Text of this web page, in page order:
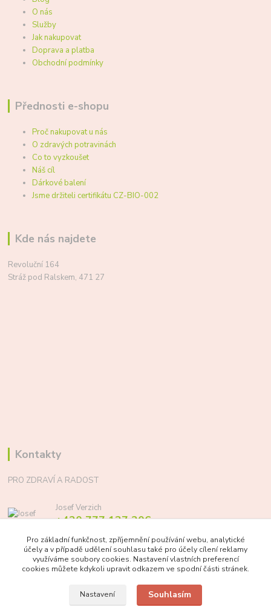
O nás
Služby
Jak nakupovat
Doprava a platba
Obchodní podmínky
Přednosti e-shopu
Proč nakupovat u nás
O zdravých potravinách
Co to vyzkoušet
Náš cíl
Dárkové balení
Jsme držiteli certifikátu CZ-BIO-002
Kde nás najdete
Revoluční 164
Stráž pod Ralskem, 471 27
Kontakty
PRO ZDRAVÍ A RADOST
Josef Verzich
+420 777 137 206
info@prozdraviaradost.cz
Pro základní funkčnost, zpříjemnění používání webu, analytické
účely a v případě udělení souhlasu také pro účely cílení reklamy
využíváme soubory cookies. Nastavení vlastních preferencí
cookies můžete kdykoli upravit odkazem ve spodní části stránek.
Nastavení Souhlasím